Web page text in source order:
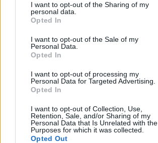
I want to opt-out of the Sharing of my
personal data.
Opted In
I want to opt-out of the Sale of my
Personal Data.
Opted In
I want to opt-out of processing my
Personal Data for Targeted Advertising.
Opted In
I want to opt-out of Collection, Use,
Retention, Sale, and/or Sharing of my
Personal Data that Is Unrelated with the
Purposes for which it was collected.
Opted Out